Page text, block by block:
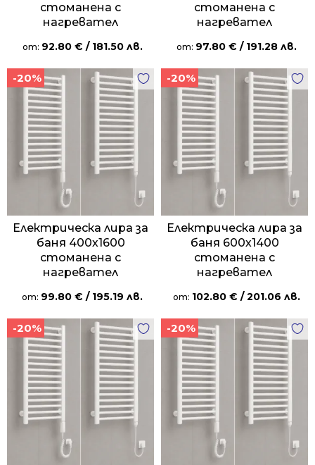
стоманена с
нагревател
от: 92.80 € / 181.50 лв.
стоманена с
нагревател
от: 97.80 € / 191.28 лв.
-20%
Електрическа лира за
баня 400х1600
стоманена с
нагревател
от: 99.80 € / 195.19 лв.
-20%
Електрическа лира за
баня 600х1400
стоманена с
нагревател
от: 102.80 € / 201.06 лв.
-20% -20%